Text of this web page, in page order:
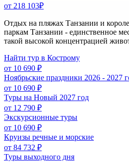
от 218 103₽
Отдых на пляжах Танзании и
паркам Танзании - единственное
такой высокой концентрацией
Найти тур в Кострому
от 10 690 ₽
Ноябрьские праздники 2026 - 2027
от 10 690 ₽
Туры на Новый 2027 год
от 12 790 ₽
Экскурсионные туры
от 10 690 ₽
Круизы речные и морские
от 84 732 ₽
Туры выходного дня